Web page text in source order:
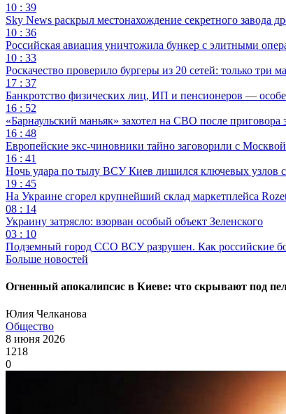
10 : 39
Sky News раскрыл местонахождение секретного завода
10 : 36
Российская авиация уничтожила бункер с элитными
10 : 33
Роскачество проверило бургеры из 20 сетей: только три
17 : 37
Банкротство физических лиц, ИП и пенсионеров —
16 : 52
«Барнаульский маньяк» захотел на СВО после приговора
16 : 48
Европейские экс-чиновники тайно заговорили с
16 : 41
Ночь удара по тылу ВСУ Киев лишился ключевых узлов
19 : 45
На Украине сгорел крупнейший склад маркетплейса
08 : 14
Украину затрясло: взорван особый объект Зеленского
03 : 10
Подземный город ССО ВСУ разрушен. Как российские
Больше новостей
Огненный апокалипсис в Киеве: что скрывают под
Юлия Челканова
Общество
8 июня 2026
1218
0